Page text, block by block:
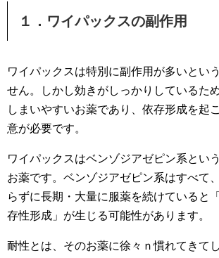
１．ワイパックスの副作用
ワイパックスは特別に副作用が多いとい
せん。しかし効きがしっかりしているた
しまいやすいお薬であり、依存形成を起
意が必要です。
ワイパックスはベンゾジアゼピン系とい
お薬です。ベンゾジアゼピン系はすべて
らずに長期・大量に服薬を続けていると
存性形成」が生じる可能性があります。
耐性とは、そのお薬に徐々ｎ慣れてきて